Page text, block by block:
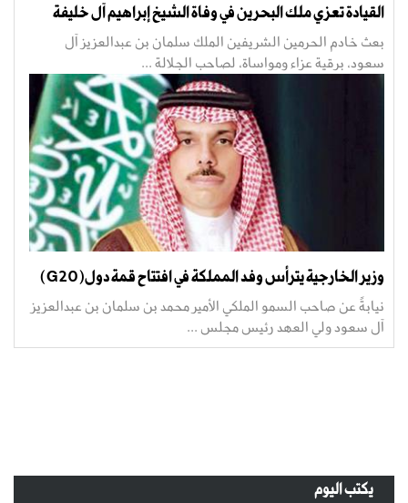
القيادة تعزي ملك البحرين في وفاة الشيخ إبراهيم آل خليفة
بعث خادم الحرمين الشريفين الملك سلمان بن عبدالعزيز آل
سعود، برقية عزاء ومواساة، لصاحب الجلالة ...
وزير الخارجية يترأس وفد المملكة في افتتاح قمة دول(G20)
نيابةً عن صاحب السمو الملكي الأمير محمد بن سلمان بن عبدالعزيز
آل سعود ولي العهد رئيس مجلس ...
يكتب اليوم